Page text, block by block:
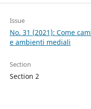
Issue
No. 31 (2021): Come
e ambienti mediali
Section
Section 2